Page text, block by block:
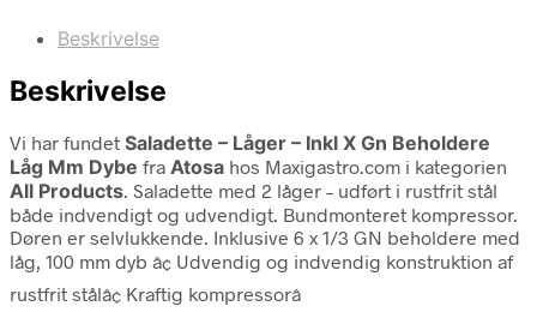
Beskrivelse
Beskrivelse
Vi har fundet Saladette – Låger – Inkl X Gn Beholdere
Låg Mm Dybe fra Atosa hos Maxigastro.com i kategorien
All Products. Saladette med 2 låger – udført i rustfrit stål
både indvendigt og udvendigt. Bundmonteret kompressor.
Døren er selvlukkende. Inklusive 6 x 1/3 GN beholdere med
låg, 100 mm dyb â¢ Udvendig og indvendig konstruktion af
rustfrit stålâ¢ Kraftig kompressorâ